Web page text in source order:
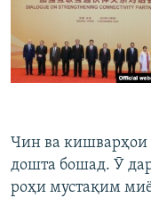
Чин ва
дошта бошад. Ӯ
роҳи мустақим